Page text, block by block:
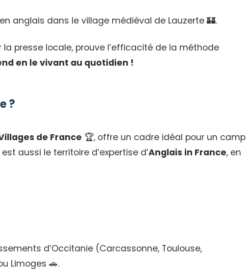
anglais dans le village médiéval de Lauzerte 🏰.
presse locale, prouve l’efficacité de la méthode
en le vivant au quotidien !
?
de France 🏆, offre un cadre idéal pour un camp
aussi le territoire d’expertise d’Anglais in France, en
d’Occitanie (Carcassonne, Toulouse,
Limoges 🚗.